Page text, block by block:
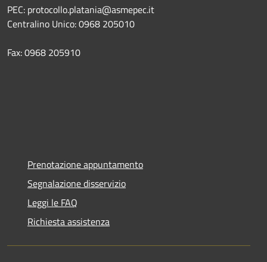
PEC: protocollo.platania@asmepec.it
Centralino Unico: 0968 205010
Fax: 0968 205910
Prenotazione appuntamento
Segnalazione disservizio
Leggi le FAQ
Richiesta assistenza